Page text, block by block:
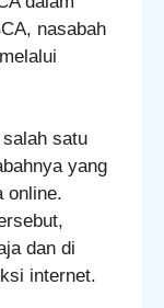
nasabah
satu
yang
online.
dan di
internet.